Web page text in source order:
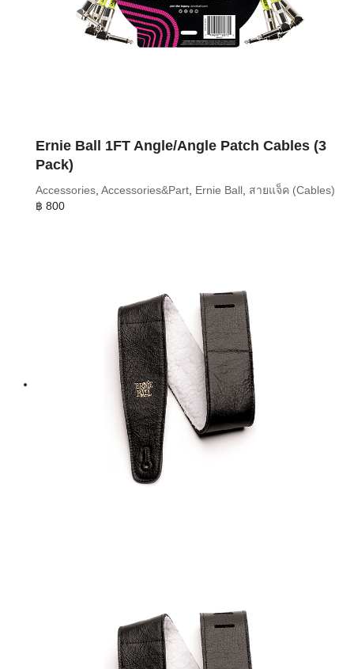
Ernie Ball 1FT Angle/Angle Patch Cables (3
Pack)
Accessories Accessories&Part Ernie Ball สายแจ็ค (Cables)
฿ 800